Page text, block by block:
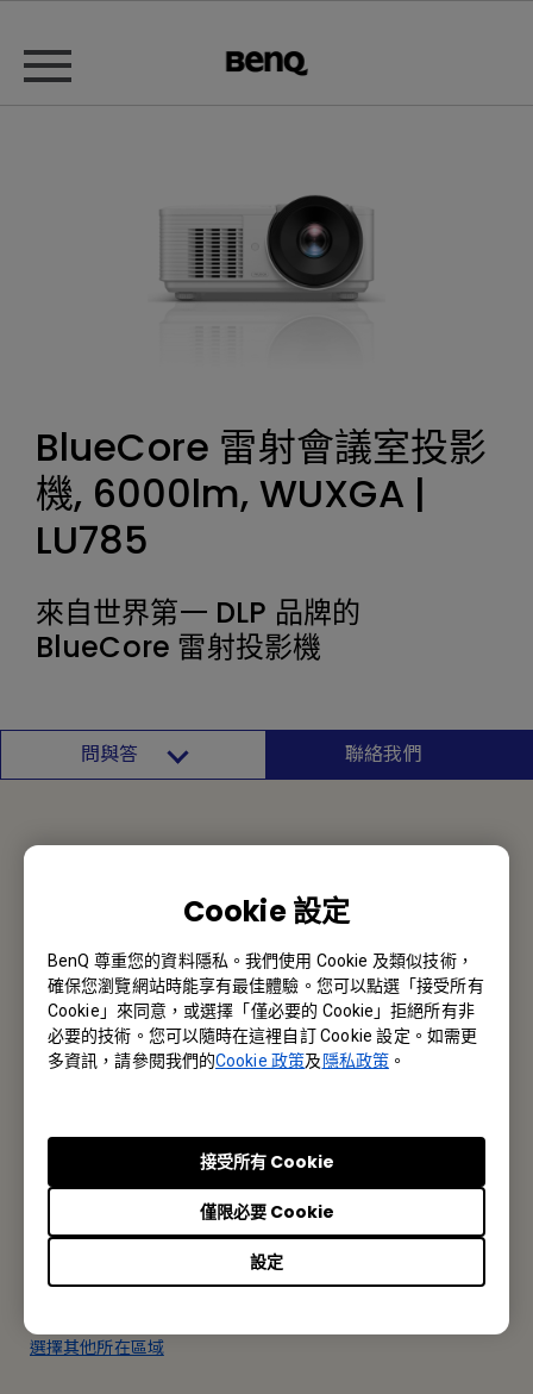
Cookie 設定
BenQ 尊重您的資料隱私。我們使用 Cookie 及類似技術，
確保您瀏覽網站時能享有最佳體驗。您可以點選「接受所有
Cookie」來同意，或選擇「僅必要的 Cookie」拒絕所有非
必要的技術。您可以隨時在這裡自訂 Cookie 設定。如需更
多資訊，請參閱我們的Cookie 政策及 隱私政策。
設定
僅限必要 Cookie
接受所有 Cookie
BlueCore 雷射會議室投影
機, 6000lm, WUXGA |
LU785
來自世界第一 DLP 品牌的
BlueCore 雷射投影機
問與答 聯絡我們
報價採購 · 技術諮詢 · 售後服務
聯絡我們
明基智能科技(香港)有限公司
香港九龍荔枝角長沙灣道777-779號天安工業大廈10樓A-2室
Tel: +852-2330-6760
選擇其他所在區域